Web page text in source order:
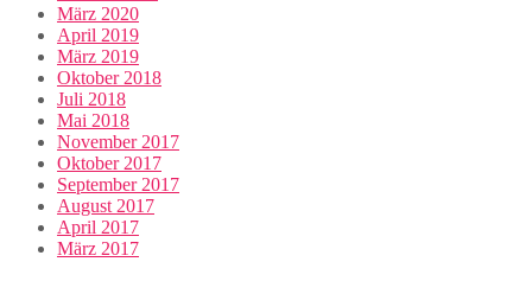
März 2020
April 2019
März 2019
Oktober 2018
Juli 2018
Mai 2018
November 2017
Oktober 2017
September 2017
August 2017
April 2017
März 2017